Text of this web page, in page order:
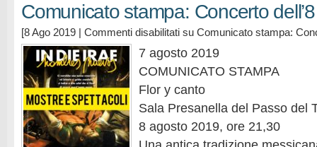
Comunicato stampa: Concerto
[8 Ago 2019 | Commenti disabilitati su Comunicato stampa:
7 agosto 2019
COMUNICATO STAMPA
Flor y canto
Sala Presanella del Passo del
8 agosto 2019, ore 21,30